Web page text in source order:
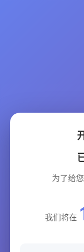
为了给
我们将在